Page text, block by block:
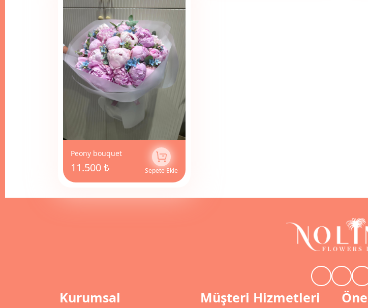
Peony bouquet
11.500 ₺ Sepete Ekle
Kurumsal Müşteri Hizmetleri